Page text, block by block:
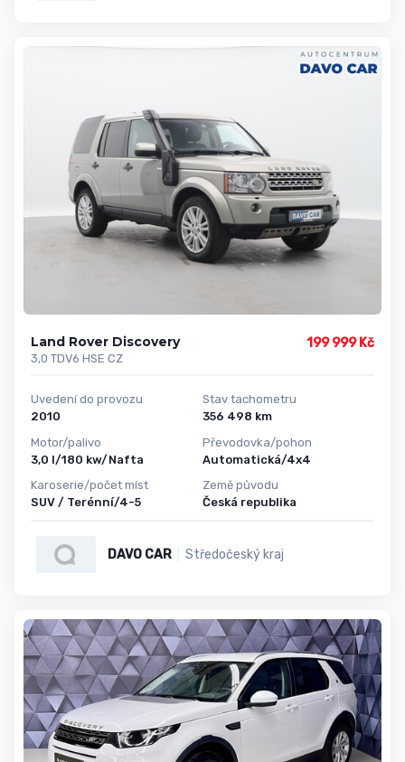
Land Rover Discovery
3,0 TDV6 HSE CZ
199 999 Kč
Uvedení do provozu
2010
Motor/palivo
3,0 l/180 kw/Nafta
Karoserie/počet míst
SUV / Terénní/4-5
Stav tachometru
356 498 km
Převodovka/pohon
Automatická/4x4
Země původu
Česká republika
DAVO CAR Středočeský kraj